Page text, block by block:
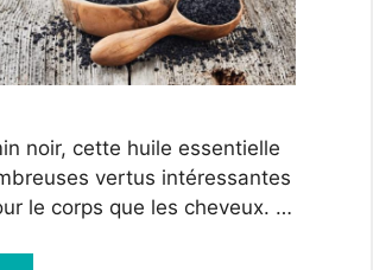
noir, cette huile essentielle
vertus intéressantes
le corps que les cheveux. …